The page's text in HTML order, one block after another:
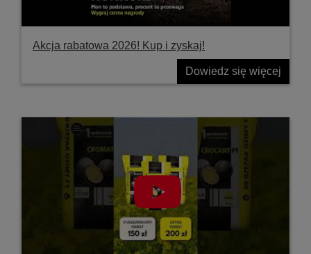
Akcja rabatowa 2026! Kup i zyskaj!
Dowiedz się więcej